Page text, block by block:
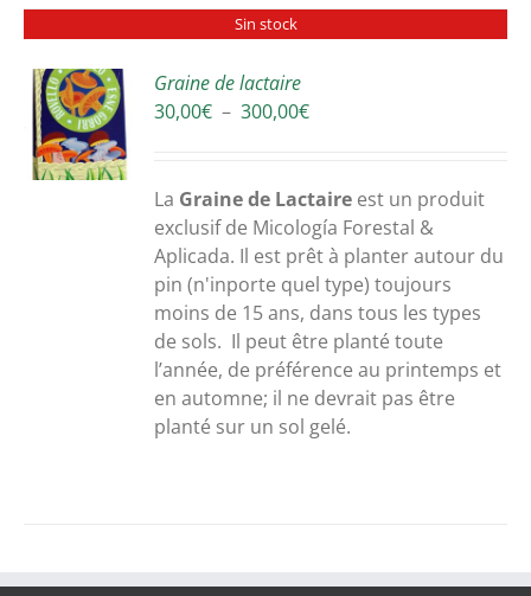
Sin stock
Graine de lactaire
30,00€ – 300,00€Plage
30,00€
à
300,00€
La Graine de Lactaire est un produit
exclusif de Micología Forestal &
Aplicada. Il est prêt à planter autour du
pin (n'inporte quel type) toujours
moins de 15 ans, dans tous les types
de sols. Il peut être planté toute
l’année, de préférence au printemps et
en automne; il ne devrait pas être
planté sur un sol gelé.